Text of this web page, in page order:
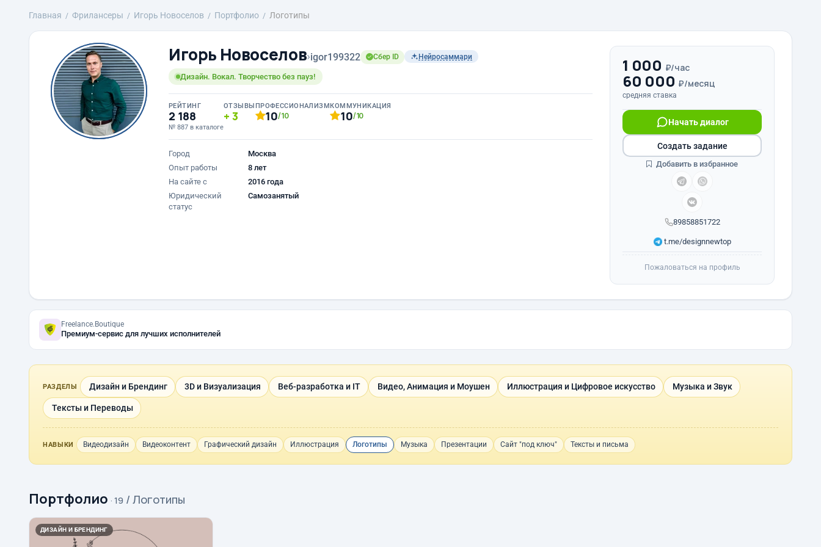
Главная Фрилансеры Игорь Новоселов Портфолио Логотипы
Игорь Новоселов›igor199322 Сбер ID Нейросаммари
Дизайн. Вокал. Творчество без пауз!
РЕЙТИНГ
2 188
№ 887 в каталоге
ОТЗЫВЫ
3
ПРОФЕССИОНАЛИЗМ
10/10
КОММУНИКАЦИЯ
10/10
Город
Москва
Опыт работы
8 лет
На сайте с
2016 года
Юридический
статус
Самозанятый
1 000 ₽/час
60 000 ₽/месяц
средняя ставка
89858851722
Начать диалог
t.me/designnewtop
Создать задание
Добавить в избранное
Пожаловаться на профиль
Freelance.Boutique
Премиум-сервис для лучших исполнителей
РАЗДЕЛЫ Дизайн и Брендинг 3D и Визуализация Веб-разработка и IT Видео, Анимация и Моушен Иллюстрация и Цифровое искусство Музыка и Звук
Тексты и Переводы
НАВЫКИ Видеодизайн Видеоконтент Графический дизайн Иллюстрация Логотипы Музыка Презентации Сайт "под ключ" Тексты и письма
Портфолио · 19 / Логотипы
ДИЗАЙН И БРЕНДИНГ